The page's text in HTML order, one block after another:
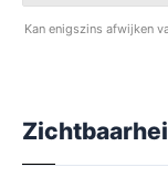
Kan enigszins afwijken